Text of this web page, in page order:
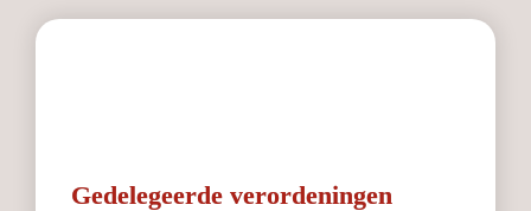
Gedelegeerde verordeningen